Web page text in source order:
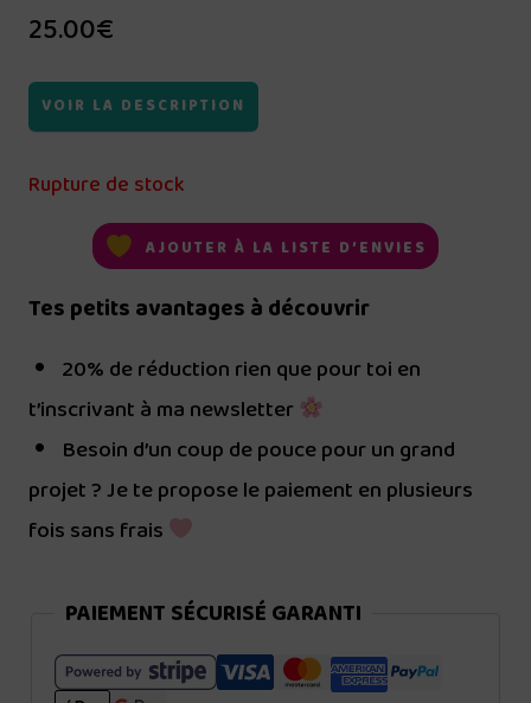
25.00€
VOIR LA DESCRIPTION
Rupture de stock
AJOUTER À LA LISTE D’ENVIES
Tes petits avantages à découvrir
20% de réduction rien que pour toi en
t’inscrivant à ma newsletter
Besoin d’un coup de pouce pour un grand
projet ? Je te propose le paiement en plusieurs
fois sans frais
PAIEMENT SÉCURISÉ GARANTI